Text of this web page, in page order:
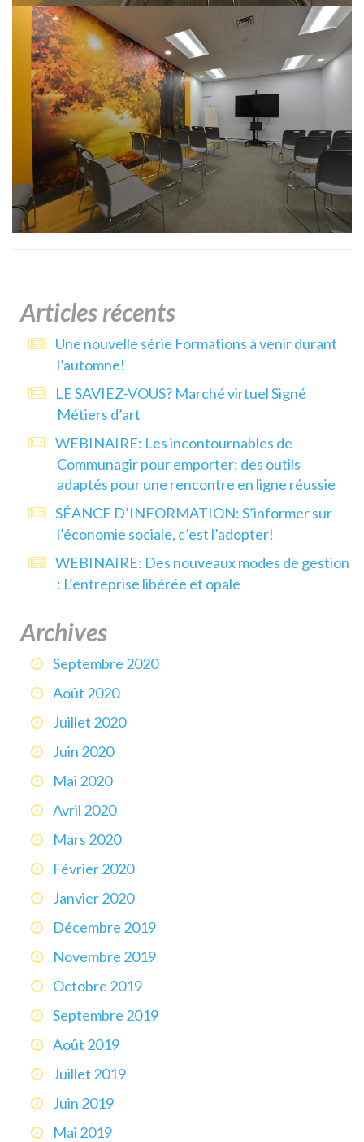
Articles récents
Une nouvelle série Formations à venir durant
l’automne!
LE SAVIEZ-VOUS? Marché virtuel Signé
Métiers d’art
WEBINAIRE: Les incontournables de
Communagir pour emporter: des outils
adaptés pour une rencontre en ligne réussie
SÉANCE D’INFORMATION: S’informer sur
l’économie sociale, c’est l’adopter!
WEBINAIRE: Des nouveaux modes de gestion
: L’entreprise libérée et opale
Archives
Septembre 2020
Août 2020
Juillet 2020
Juin 2020
Mai 2020
Avril 2020
Mars 2020
Février 2020
Janvier 2020
Décembre 2019
Novembre 2019
Octobre 2019
Septembre 2019
Août 2019
Juillet 2019
Juin 2019
Mai 2019